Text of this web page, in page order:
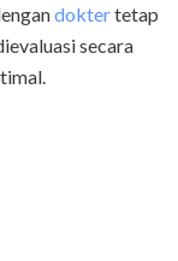
doktertetap
secara